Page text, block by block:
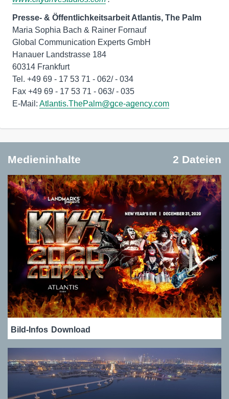
Presse- & Öffentlichkeitsarbeit Atlantis, The Palm
Maria Sophia Bach & Rainer Fornauf
Global Communication Experts GmbH
Hanauer Landstrasse 184
60314 Frankfurt
Tel. +49 69 - 17 53 71 - 062/ - 034
Fax +49 69 - 17 53 71 - 063/ - 035
E-Mail: Atlantis.ThePalm@gce-agency.com
Medieninhalte 2 Dateien
Bild-Infos Download